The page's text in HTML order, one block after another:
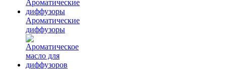
Ароматические
диффузоры